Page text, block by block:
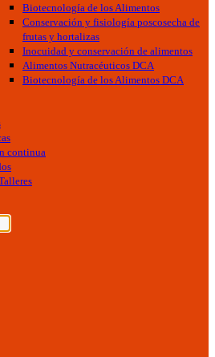
Biotecnología de los Alimentos
Conservación y fisiología poscosecha de
frutas y hortalizas
Inocuidad y conservación de alimentos
Alimentos Nutracéuticos DCA
Biotecnología de los Alimentos DCA
continua